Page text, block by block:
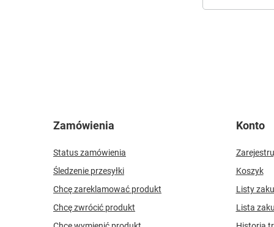
Zamówienia
Status zamówienia
Śledzenie przesyłki
Chcę zareklamować produkt
Chcę zwrócić produkt
Konto
Koszyk
Listy
Lista